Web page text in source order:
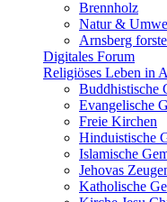
Brennholz
Natur &
Arnsberg
Digitales Forum
Religiöses Leben in
Buddhistische
Evangelische
Freie Kirchen
Hinduistische
Islamische
Jehovas
Katholische